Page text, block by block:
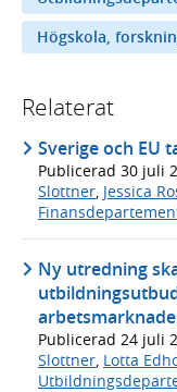
Högskola,
Relaterat
Sverige och EU
Publicerad 30 juli
Slottner, Jessica
Ny utredning
Publicerad 24 juli
Slottner Lotta